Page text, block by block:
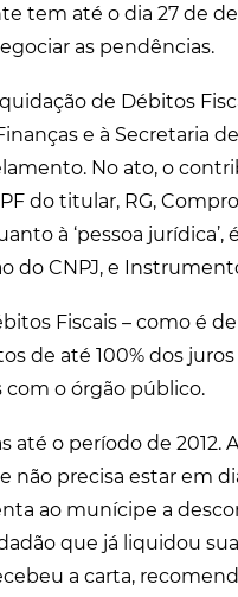
tem até o dia 27 de
as pendências.
de Débitos
e à Secretaria
No ato, o
do titular, RG,
à ‘pessoa
do CNPJ, e
Fiscais – como é
de até 100% dos
o órgão público.
até o período de 2012.
não precisa estar em
ao munícipe a
que já liquidou
a carta,